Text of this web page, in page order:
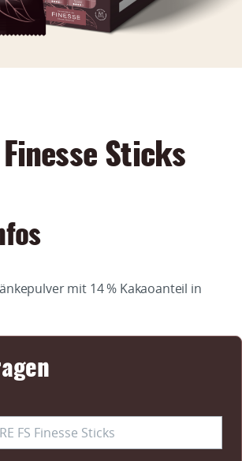
Finesse Sticks
mit 14 % Kakaoanteil in